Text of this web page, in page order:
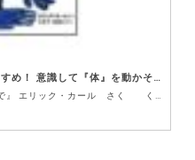
体の動かし方が不器用な子にもおすすめ！ 意識して『体』を動かそう。 どうぶつのまねっこで「自分の体」をコントロール！！
『できるかな？あたまからつまさきまで』 エリック・カール さく くどうなおこ やく偕成社 カラフル…